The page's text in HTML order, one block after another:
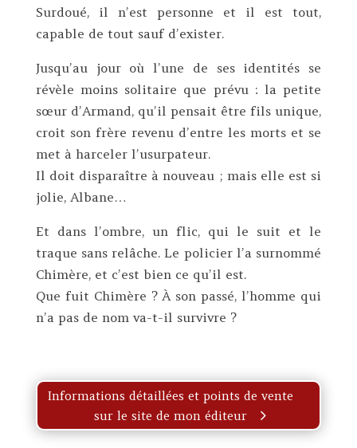
Surdoué, il n’est personne et il est tout,
capable de tout sauf d’exister.
Jusqu’au jour où l’une de ses identités se
révèle moins solitaire que prévu : la petite
sœur d’Armand, qu’il pensait être fils unique,
croit son frère revenu d’entre les morts et se
met à harceler l’usurpateur.
Il doit disparaître à nouveau ; mais elle est si
jolie, Albane…
Et dans l’ombre, un flic, qui le suit et le
traque sans relâche. Le policier l’a surnommé
Chimère, et c’est bien ce qu’il est.
Que fuit Chimère ? À son passé, l’homme qui
n’a pas de nom va-t-il survivre ?
Informations détaillées et points de vente
sur le site de mon éditeur